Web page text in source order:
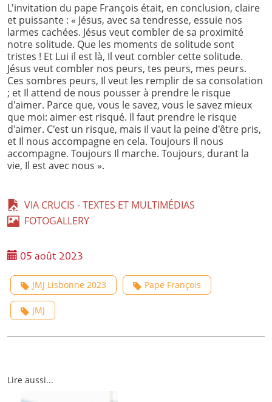
L'invitation du pape François était, en conclusion, claire
et puissante : « Jésus, avec sa tendresse, essuie nos
larmes cachées. Jésus veut combler de sa proximité
notre solitude. Que les moments de solitude sont
tristes ! Et Lui il est là, Il veut combler cette solitude.
Jésus veut combler nos peurs, tes peurs, mes peurs.
Ces sombres peurs, Il veut les remplir de sa consolation
; et Il attend de nous pousser à prendre le risque
d'aimer. Parce que, vous le savez, vous le savez mieux
que moi: aimer est risqué. Il faut prendre le risque
d'aimer. C'est un risque, mais il vaut la peine d'être pris,
et Il nous accompagne en cela. Toujours Il nous
accompagne. Toujours Il marche. Toujours, durant la
vie, Il est avec nous ».
VIA CRUCIS - TEXTES ET MULTIMÉDIAS
FOTOGALLERY
05 août 2023
JMJ Lisbonne 2023 Pape François
JMJ
Lire aussi...